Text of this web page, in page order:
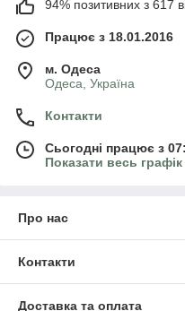
94% позитивних з 617
Працює з 18.01.2016
м. Одеса
Одеса, Україна
Контакти
Сьогодні працює з
Показати весь
Про нас
Контакти
Доставка та оплата